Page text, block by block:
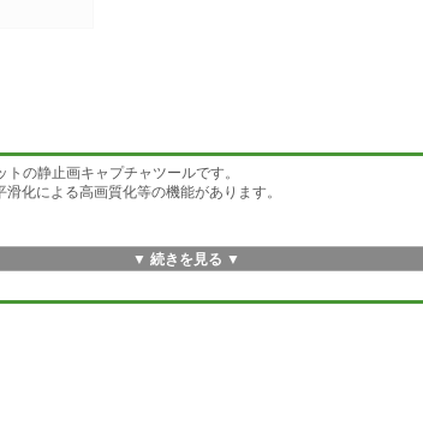
の静止画キャプチャツールです。
化による高画質化等の機能があります。
▼ 続きを見る ▼